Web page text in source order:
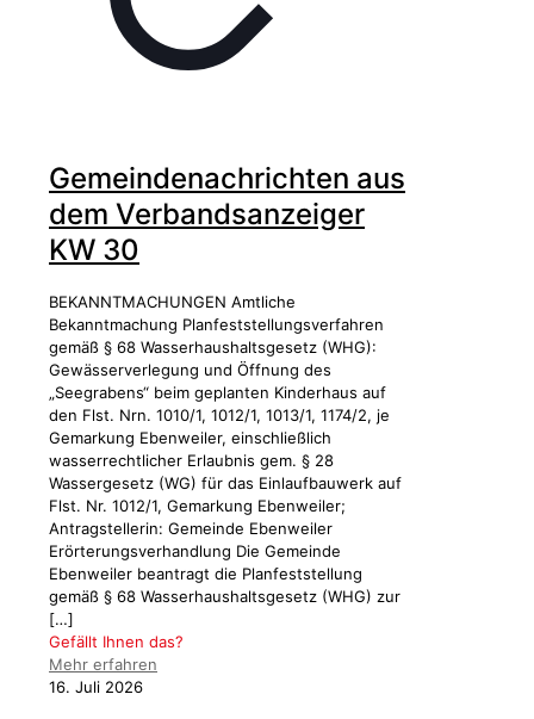
Gemeindenachrichten aus
dem Verbandsanzeiger
KW 30
BEKANNTMACHUNGEN Amtliche
Bekanntmachung Planfeststellungsverfahren
gemäß § 68 Wasserhaushaltsgesetz (WHG):
Gewässerverlegung und Öffnung des
„Seegrabens“ beim geplanten Kinderhaus auf
den Flst. Nrn. 1010/1, 1012/1, 1013/1, 1174/2, je
Gemarkung Ebenweiler, einschließlich
wasserrechtlicher Erlaubnis gem. § 28
Wassergesetz (WG) für das Einlaufbauwerk auf
Flst. Nr. 1012/1, Gemarkung Ebenweiler;
Antragstellerin: Gemeinde Ebenweiler
Erörterungsverhandlung Die Gemeinde
Ebenweiler beantragt die Planfeststellung
gemäß § 68 Wasserhaushaltsgesetz (WHG) zur
[…]
Gefällt Ihnen das?
Mehr erfahren
16. Juli 2026